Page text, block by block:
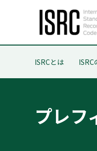
ISRCとは ISRC
プレフ